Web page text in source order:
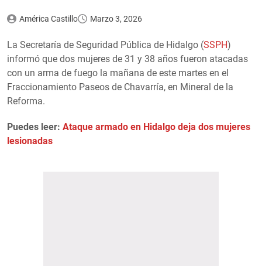
América Castillo Marzo 3, 2026
La Secretaría de Seguridad Pública de Hidalgo (SSPH)
informó que dos mujeres de 31 y 38 años fueron atacadas
con un arma de fuego la mañana de este martes en el
Fraccionamiento Paseos de Chavarría, en Mineral de la
Reforma.
Puedes leer: Ataque armado en Hidalgo deja dos mujeres
lesionadas